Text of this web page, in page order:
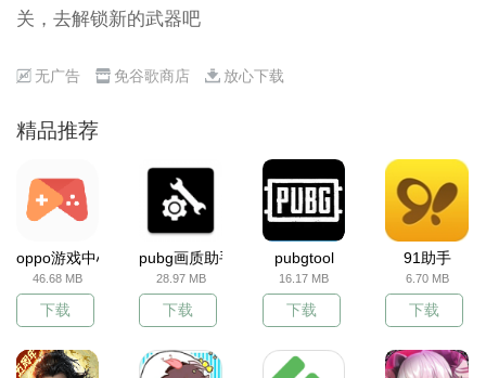
关，去解锁新的武器吧
无广告 免谷歌商店 放心下载
精品推荐
oppo游戏中心
46.68 MB
下载
pubg画质助手
28.97 MB
下载
pubgtool
16.17 MB
下载
91助手
6.70 MB
下载